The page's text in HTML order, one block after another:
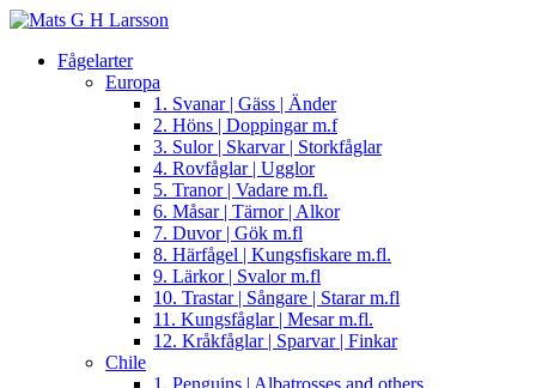
Fågelarter
Europa
1. Svanar | Gäss | Änder
2. Höns | Doppingar m.f
3. Sulor | Skarvar | Storkfåglar
4. Rovfåglar | Ugglor
5. Tranor | Vadare m.fl.
6. Måsar | Tärnor | Alkor
7. Duvor | Gök m.fl
8. Härfågel | Kungsfiskare m.fl.
9. Lärkor | Svalor m.fl
10. Trastar | Sångare | Starar m.fl
11. Kungsfåglar | Mesar m.fl.
12. Kråkfåglar | Sparvar | Finkar
Chile
1. Penguins | Albatrosses and others